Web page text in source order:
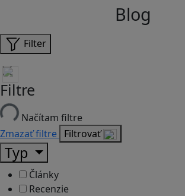
Blog
Filter
Filtre
Načítam filtre
Zmazať filtre Filtrovať
Typ
Články
Recenzie